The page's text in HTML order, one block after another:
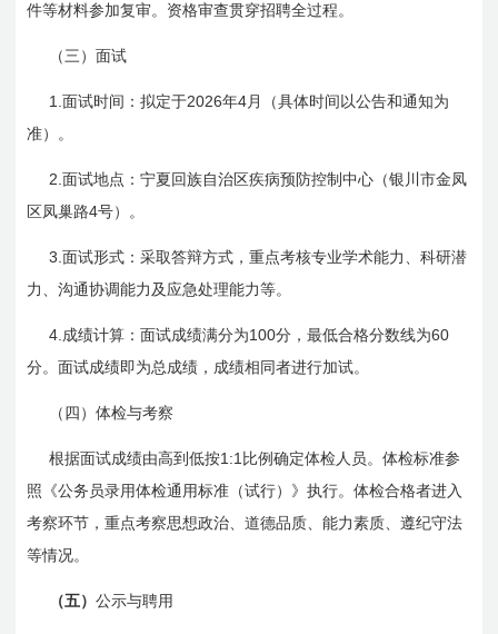
件等材料参加复审。资格审查贯穿招聘全过程。
（三）面试
1.面试时间：拟定于2026年4 月（具体时间以公告和通知为
准）。
2.面试地点：宁夏回族自治区疾病预防控制中心（银川市金凤
区凤巢路4号）。
3.面试形式：采取答辩方式，重点考核专业学术能力、科研潜
力、沟通协调能力及应急处理能力等。
4. 成绩计算：面试成绩满分为100分，最低合格分数线为60
分。面试成绩即为总成绩，成绩相同者进行加试。
（四）体检与考察
根据面试成绩由高到低按1:1 比例确定体检人员。体检标准参
照《公务员录用体检通用标准（试行）》执行。体检合格者进入
考察环节，重点考察思想政治、道德品质、能力素质、遵纪守法
等情况。
（五）公示与聘用